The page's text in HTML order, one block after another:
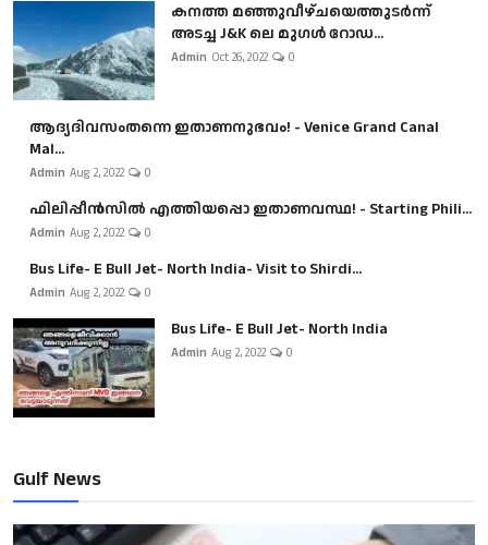
കനത്ത മഞ്ഞുവീഴ്ചയെത്തുടർന്ന്
അടച്ച J&K ലെ മുഗൾ റോഡ...
Admin Oct 26, 2022 0
ആദ്യദിവസംതന്നെ ഇതാണനുഭവം! - Venice Grand Canal
Mal...
Admin Aug 2, 2022 0
ഫിലിപ്പീൻസിൽ എത്തിയപ്പൊ ഇതാണവസ്ഥ! - Starting Phili...
Admin Aug 2, 2022 0
Bus Life- E Bull Jet- North India- Visit to Shirdi...
Admin Aug 2, 2022 0
Bus Life- E Bull Jet- North India
Admin Aug 2, 2022 0
Gulf News